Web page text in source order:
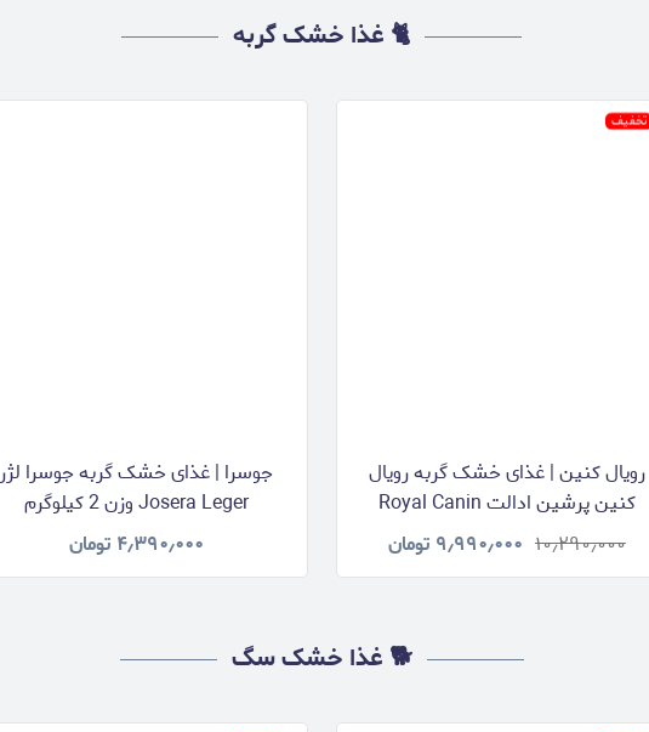
🐈 غذا خشک گربه
تخفیف
رویال کنین | غذای خشک گربه رویال
کنین پرشین ادالت Royal Canin
Persian Adult وزن 2 کیلوگرم
۱۰٫۲۹۰٫۰۰۰ ۹٫۹۹۰٫۰۰۰ تومان
جوسرا | غذای خشک گربه جوسرا لژر
Josera Leger وزن 2 کیلوگرم
۴٫۳۹۰٫۰۰۰ تومان
🐕 غذا خشک سگ